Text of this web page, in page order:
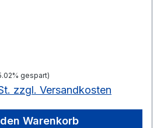
gespart)
zzgl. Versandkosten
Warenkorb